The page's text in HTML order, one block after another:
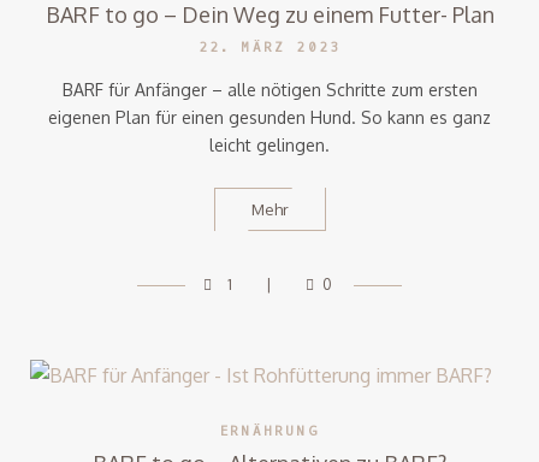
BARF to go – Dein Weg zu einem Futter- Plan
22. MÄRZ 2023
BARF für Anfänger – alle nötigen Schritte zum ersten
eigenen Plan für einen gesunden Hund. So kann es ganz
leicht gelingen.
Mehr
1 0
ERNÄHRUNG